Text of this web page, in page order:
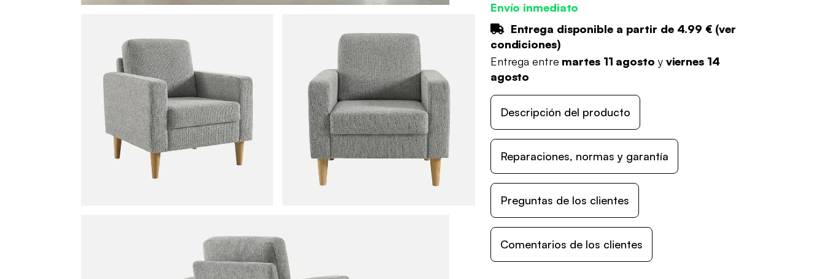
Envío inmediato
Entrega disponible a partir de 4.99 € (ver
condiciones)
Entrega entre martes 11 agosto y viernes 14
agosto
Descripción del producto
Reparaciones, normas y garantía
Preguntas de los clientes
Comentarios de los clientes